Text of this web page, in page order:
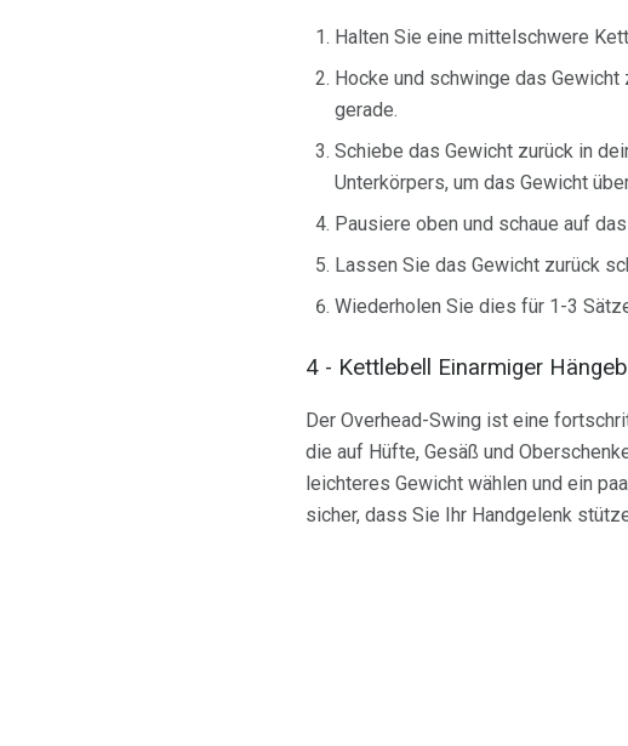
Halten Sie eine mittelschwere
Hocke und schwinge das
gerade.
Schiebe das Gewicht zurück in
Unterkörpers, um das Gewicht
Pausiere oben und schaue auf
Lassen Sie das Gewicht zurück
Wiederholen Sie dies für 1-3
4 - Kettlebell Einarmiger
Der Overhead-Swing ist eine
die auf Hüfte, Gesäß und
leichteres Gewicht wählen und ein
sicher, dass Sie Ihr Handgelenk